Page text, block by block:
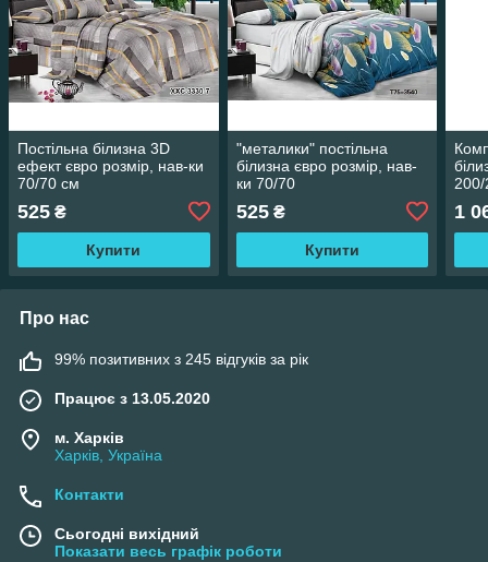
Постільна білизна 3D
ефект євро розмір, нав-ки
70/70 см
525 ₴
Купити
"металики" постільна
білизна євро розмір, нав-
ки 70/70
525₴
Купити
1
Про нас
99% позитивних з 245 відгуків за рік
Працює з 13.05.2020
м. Харків
Харків, Україна
Контакти
Сьогодні вихідний
Показати весь графік роботи